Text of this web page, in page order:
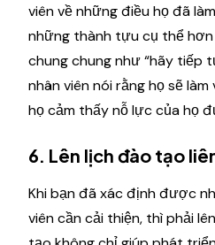
viên về những điều họ đã
những thành tựu cụ thể
chung chung như “hãy tiếp
nhân viên nói rằng họ sẽ
họ cảm thấy nỗ lực của họ
6. Lên lịch đào tạo
Khi bạn đã xác định được
viên cần cải thiện, thì phải